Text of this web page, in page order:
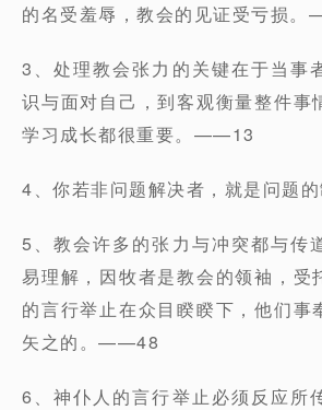
的名受羞辱，教会的见证受亏损
3、处理教会张力的关键在于当事
识与面对自己，到客观衡量整件事
学习成长都很重要。——13
4、你若非问题解决者，就是问题
5、教会许多的张力与冲突都与传
易理解，因牧者是教会的领袖，受
的言行举止在众目睽睽下，他们事
矢之的。——48
6、神仆人的言行举止必须反应所